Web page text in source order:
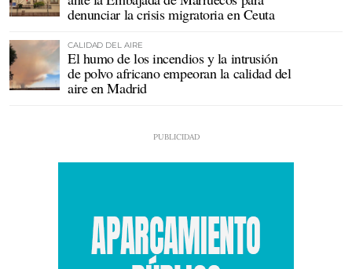
denunciar la crisis migratoria en Ceuta
CALIDAD DEL AIRE
El humo de los incendios y la intrusión
de polvo africano empeoran la calidad del
aire en Madrid